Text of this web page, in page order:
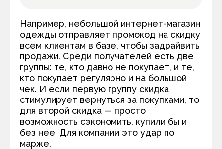
Например, небольшой интернет-магазин
одежды отправляет промокод на скидку
всем клиентам в базе, чтобы задрайвить
продажи. Среди получателей есть две
группы: те, кто давно не покупает, и те,
кто покупает регулярно и на большой
чек. И если первую группу скидка
стимулирует вернуться за покупками, то
для второй скидка — просто
возможность сэкономить, купили бы и
без нее. Для компании это удар по
марже.